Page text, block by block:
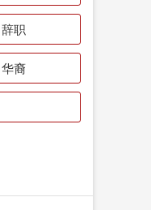
辞职
华裔